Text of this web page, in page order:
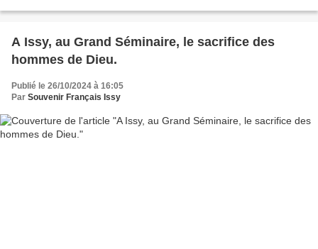
A Issy, au Grand Séminaire, le sacrifice des
hommes de Dieu.
Publié le 26/10/2024 à 16:05
Par Souvenir Français Issy